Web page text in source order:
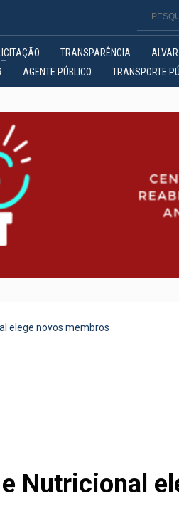
TRANSPARÊNCIA
AGENTE PÚBLICO TRANSPORTE
elege novos membros
Nutricional